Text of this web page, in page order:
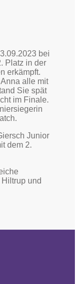
bei
Platz in der
erkämpft.
alle mit
Sie spät
im Finale.
Junior
dem 2.
und